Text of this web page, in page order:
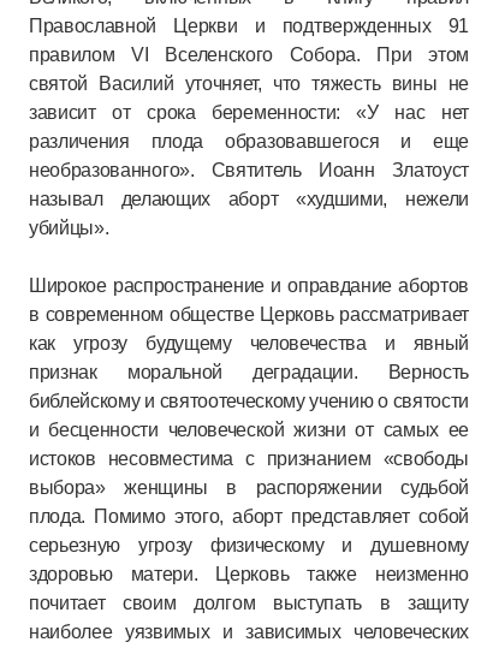
Православной Церкви и подтвержденных 91
правилом VI Вселенского Собора. При этом
святой Василий уточняет, что тяжесть вины не
зависит от срока беременности: «У нас нет
различения плода образовавшегося и еще
необразованного». Святитель Иоанн Златоуст
называл делающих аборт «худшими, нежели
убийцы».
Широкое распространение и оправдание абортов
в современном обществе Церковь рассматривает
как угрозу будущему человечества и явный
признак моральной деградации. Верность
библейскому и святоотеческому учению о святости
и бесценности человеческой жизни от самых ее
истоков несовместима с признанием «свободы
выбора» женщины в распоряжении судьбой
плода. Помимо этого, аборт представляет собой
серьезную угрозу физическому и душевному
здоровью матери. Церковь также неизменно
почитает своим долгом выступать в защиту
наиболее уязвимых и зависимых человеческих